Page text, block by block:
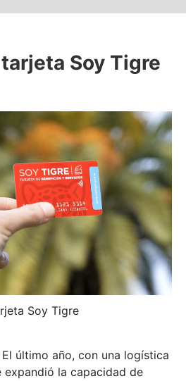
Soy Tigre
Soy Tigre
último año, con una logística
la capacidad de